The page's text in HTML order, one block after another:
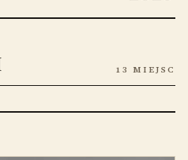
13 MIEJSC